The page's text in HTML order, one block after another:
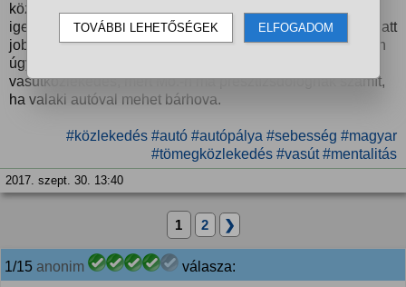
közlekedés? Ti ebben az esetben használnátok-e és ha
igen, milyen célból (ingázás vagy egyszeri utazás), ami miatt
jobban megérné vonattal közlekednetek, mint kocsival? Én
úgy gondolom, hogy semmivel nem lenne népszerűbb a
vasútközlekedés, mert Mo.-n ma presztízsdolognak számít,
ha valaki autóval mehet bárhova.
#közlekedés #autó #autópálya #sebesség #magyar
#tömegközlekedés #vasút #mentalitás
2017. szept. 30. 13:40
1 2 ❯
1/15 anonim válasza: